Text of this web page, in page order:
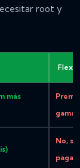
root y
más
gama
No,
paga